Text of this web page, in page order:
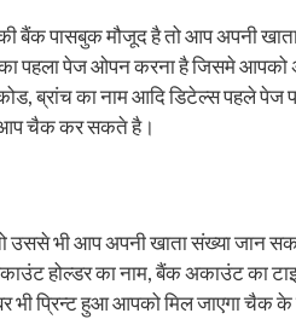
बैंक पासबुक मौजूद है तो आप अपनी
पहला पेज ओपन करना है जिसमे
ब्रांच का नाम आदि डिटेल्स पहले पेज
आप चैक कर सकते है।
उससे भी आप अपनी खाता संख्या जान
होल्डर का नाम, बैंक अकाउंट का
प्रिन्ट हुआ आपको मिल जाएगा चैक के